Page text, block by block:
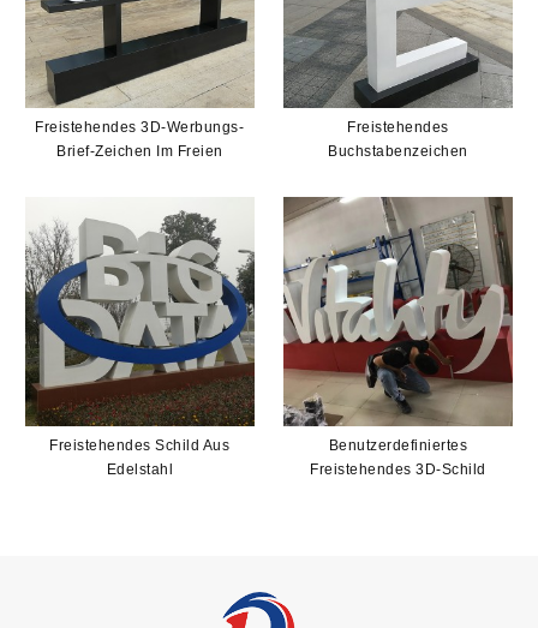
Freistehendes 3D-Werbungs-
Brief-Zeichen Im Freien
Freistehendes
Buchstabenzeichen
Freistehendes Schild Aus
Edelstahl
Benutzerdefiniertes
Freistehendes 3D-Schild